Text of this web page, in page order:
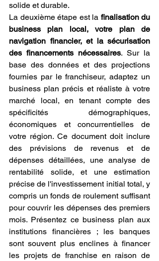
solide et durable.
La deuxième étape est la finalisation du
business plan local, votre plan de
navigation financier, et la sécurisation
des financements nécessaires. Sur la
base des données et des projections
fournies par le franchiseur, adaptez un
business plan précis et réaliste à votre
marché local, en tenant compte des
spécificités démographiques,
économiques et concurrentielles de
votre région. Ce document doit inclure
des prévisions de revenus et de
dépenses détaillées, une analyse de
rentabilité solide, et une estimation
précise de l'investissement initial total, y
compris un fonds de roulement suffisant
pour couvrir les dépenses des premiers
mois. Présentez ce business plan aux
institutions financières ; les banques
sont souvent plus enclines à financer
les projets de franchise en raison de